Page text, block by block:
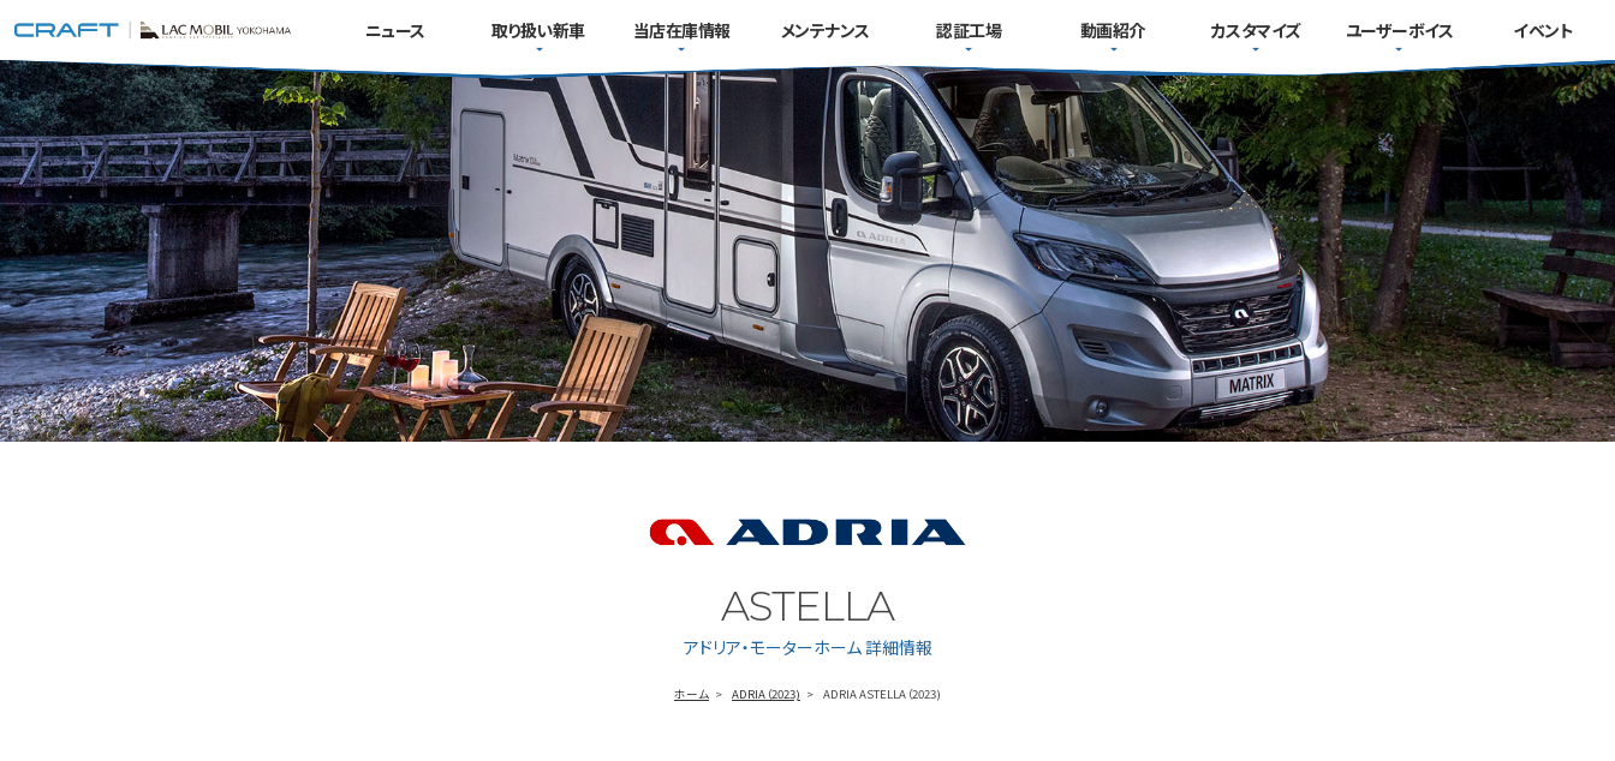
ニュース 取り扱い新車 当店在庫情報 メンテナンス 認証工場 動画紹介 カスタマイズ ユーザーボイス イベント
ASTELLA
アドリア・モーターホーム 詳細情報
ホーム ADRIA（2023) ADRIA ASTELLA（2023)